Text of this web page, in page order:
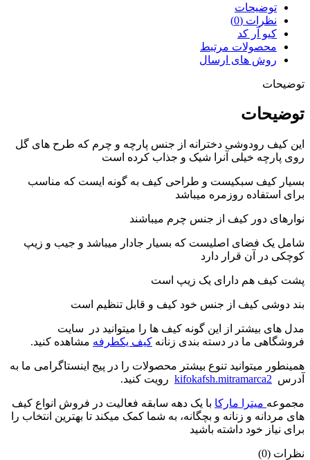
توضیحات
نظرات (0)
کیو آر کد
محصولات مرتبط
روش های ارسال
توضیحات
توضیحات
این کیف رودوشی دخترانه از جنس پارچه و چرم که طرح های گل
روی پارچه خیلی آنرا شیک و جذاب کرده است
بسیار کیف سبکیست و طراحی کیف به گونه ایست که مناسب
برای استفاده روزمره میباشد
نوارهای دور کیف از جنس چرم میباشند
شامل یک فضای اصلیست که بسیار جادار میباشد و جیب و زیپ
کوچکی در آن قرار دارد
پشت کیف هم دارای یک زیپ است
بند دوشی کیف از جنس خود کیف و قابل تنظیم است
مدل های بیشتر از این گونه کیف ها را میتوانید در سایت
فروشگاهی ما در دسته بندی زنانه کیف یکطرفه مشاهده کنید.
همینطور میتوانید تنوع بیشتر محصولات را در پیج اینستاگرامی ما به
آدرس kifokafsh.mitramarca2 رویت کنید.
مجموعه میترا مارکا با یک دهه سابقه فعالیت در فروش انواع کیف
های مردانه و زنانه و بچگانه، به شما کمک میکند تا بهترین انتخاب را
برای نیاز خود داشته باشید
نظرات (0)